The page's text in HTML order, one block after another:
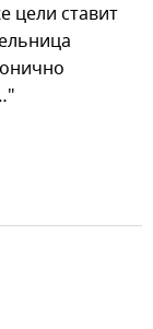
цели ставит